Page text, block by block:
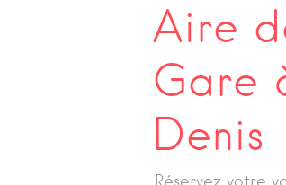
Aire
Gare
Denis
Réservez votre